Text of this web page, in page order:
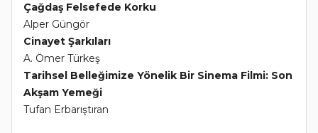
Çağdaş Felsefede Korku
Alper Güngör
Cinayet Şarkıları
A. Ömer Türkeş
Tarihsel Belleğimize Yönelik Bir Sinema Filmi: Son
Akşam Yemeği
Tufan Erbarıştıran